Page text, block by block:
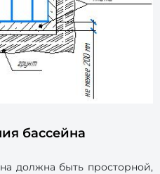
бассейна
должна быть просторной,